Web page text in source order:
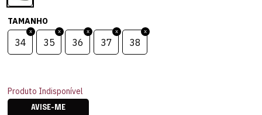
TAMANHO
34 35 36 37 38
Produto Indisponível
AVISE-ME